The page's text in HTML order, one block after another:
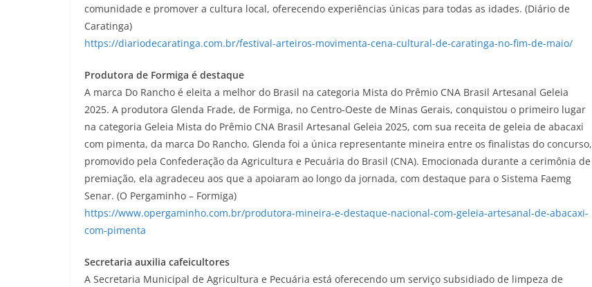
comunidade e promover a cultura local, oferecendo experiências únicas para todas as idades. (Diário de
Caratinga)
https://diariodecaratinga.com.br/festival-arteiros-movimenta-cena-cultural-de-caratinga-no-fim-de-maio/
Produtora de Formiga é destaque
A marca Do Rancho é eleita a melhor do Brasil na categoria Mista do Prêmio CNA Brasil Artesanal Geleia
2025. A produtora Glenda Frade, de Formiga, no Centro-Oeste de Minas Gerais, conquistou o primeiro lugar
na categoria Geleia Mista do Prêmio CNA Brasil Artesanal Geleia 2025, com sua receita de geleia de abacaxi
com pimenta, da marca Do Rancho. Glenda foi a única representante mineira entre os finalistas do concurso,
promovido pela Confederação da Agricultura e Pecuária do Brasil (CNA). Emocionada durante a cerimônia de
premiação, ela agradeceu aos que a apoiaram ao longo da jornada, com destaque para o Sistema Faemg
Senar. (O Pergaminho – Formiga)
https://www.opergaminho.com.br/produtora-mineira-e-destaque-nacional-com-geleia-artesanal-de-abacaxi-
com-pimenta
Secretaria auxilia cafeicultores
A Secretaria Municipal de Agricultura e Pecuária está oferecendo um serviço subsidiado de limpeza de